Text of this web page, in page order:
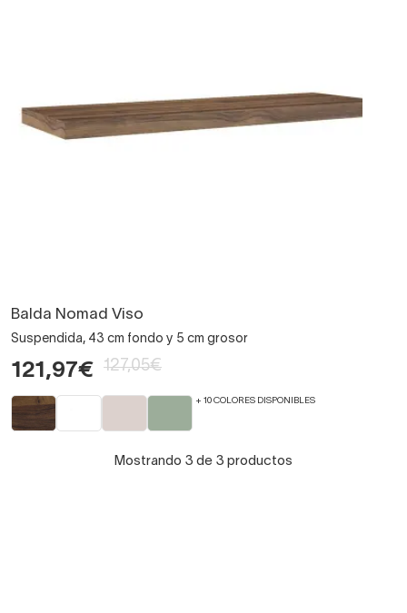
Balda Nomad Viso
Suspendida, 43 cm fondo y 5 cm grosor
121,97€ 127,05€
+ 10 COLORES DISPONIBLES
Mostrando 3 de 3 productos